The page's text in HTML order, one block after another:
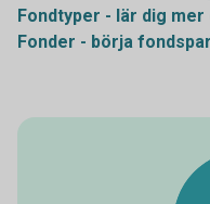
Fondtyper - lär dig
Fonder - börja